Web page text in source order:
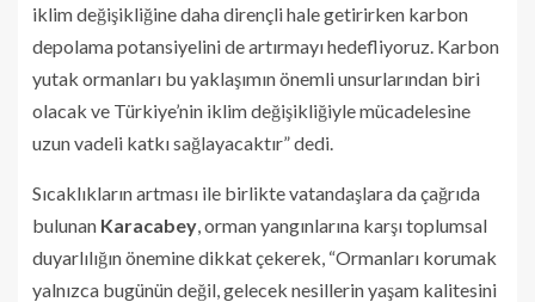
iklim değişikliğine daha dirençli hale getirirken karbon
depolama potansiyelini de artırmayı hedefliyoruz. Karbon
yutak ormanları bu yaklaşımın önemli unsurlarından biri
olacak ve Türkiye’nin iklim değişikliğiyle mücadelesine
uzun vadeli katkı sağlayacaktır” dedi.
Sıcaklıkların artması ile birlikte vatandaşlara da çağrıda
bulunan Karacabey , orman yangınlarına karşı toplumsal
duyarlılığın önemine dikkat çekerek, “Ormanları korumak
yalnızca bugünün değil, gelecek nesillerin yaşam kalitesini